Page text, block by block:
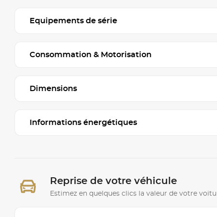
Equipements de série
Consommation & Motorisation
Dimensions
Informations énergétiques
Reprise de votre véhicule
Estimez en quelques clics la valeur de votre